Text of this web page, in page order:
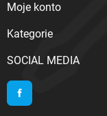
Moje konto
Kategorie
SOCIAL MEDIA
Facebook